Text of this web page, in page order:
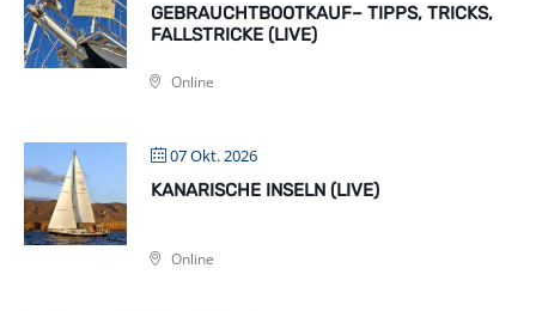
GEBRAUCHTBOOTKAUF– TIPPS, TRICKS,
FALLSTRICKE (LIVE)
Online
07 Okt. 2026
KANARISCHE INSELN (LIVE)
Online